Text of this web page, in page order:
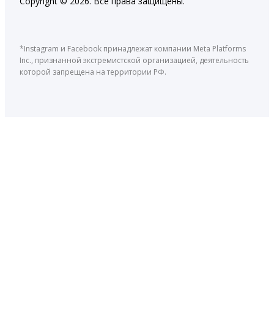
*Instagram и Facebook принадлежат компании Meta Platforms
Inc., признанной экстремистской организацией, деятельность
которой запрещена на территории РФ.